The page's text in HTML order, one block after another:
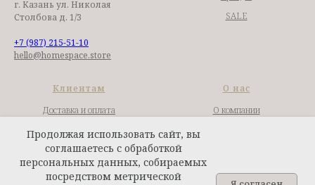
г. Казань ул. Николая
Столбова д. 1/3
+7 (987) 215-51-10
hello@homespace.store
SALE
Клиентам
Доставка и оплата
Гарантии и возврат
Сотрудничество
Подбор посуды
О нас
О компании
Политика конфиденциальности
Продолжая использовать сайт, вы
соглашаетесь с обработкой
персональных данных, собираемых
посредством метрической